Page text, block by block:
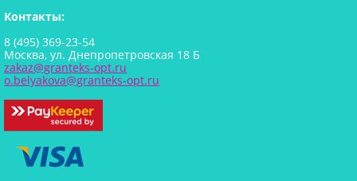
Контакты:
8 (495) 369-23-54
Москва, ул. Днепропетровская 18 Б
zakaz@granteks-opt.ru
o.belyakova@granteks-opt.ru